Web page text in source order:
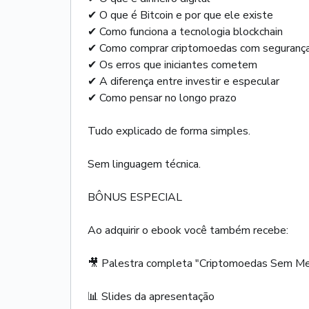
✔ O que é Bitcoin e por que ele existe
✔ Como funciona a tecnologia blockchain
✔ Como comprar criptomoedas com
✔ Os erros que iniciantes cometem
✔ A diferença entre investir e especular
✔ Como pensar no longo prazo
Tudo explicado de forma simples.
Sem linguagem técnica.
BÔNUS ESPECIAL
Ao adquirir o ebook você também recebe:
🎥 Palestra completa "Criptomoedas Sem
📊 Slides da apresentação